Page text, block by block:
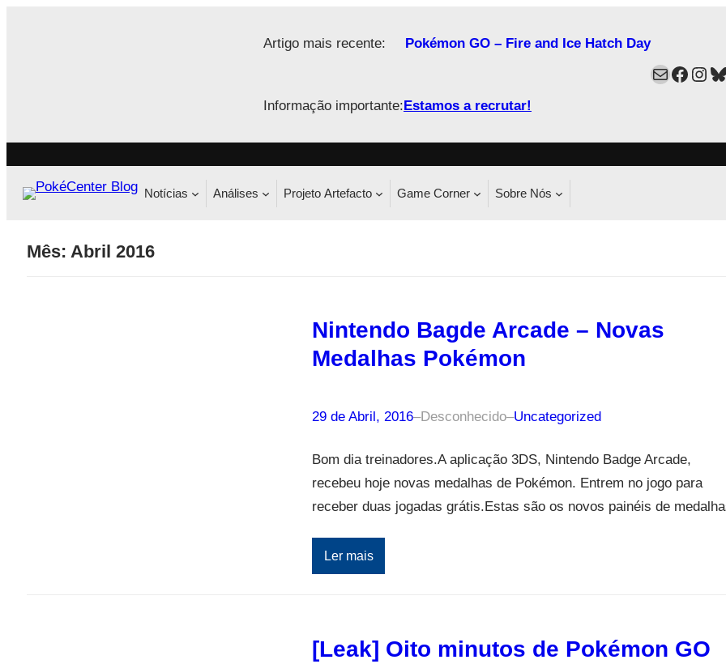
Artigo mais recente: Pokémon GO – Fire and Ice Hatch Day
Informação importante:Estamos a recrutar!
Mail
Notícias Análises Projeto Artefacto Game Corner Sobre Nós
Mês: Abril 2016
Nintendo Bagde Arcade – Novas
Medalhas Pokémon
29 de Abril, 2016–Desconhecido–Uncategorized
Bom dia treinadores.A aplicação 3DS, Nintendo Badge Arcade,
recebeu hoje novas medalhas de Pokémon. Entrem no jogo para
receber duas jogadas grátis.Estas são os novos painéis de
Ler mais
[Leak] Oito minutos de Pokémon GO